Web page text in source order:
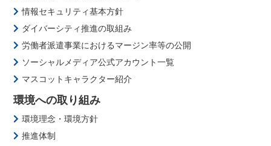
情報セキュリティ基本方針
ダイバーシティ推進の取組み
労働者派遣事業におけるマージン率等の公開
ソーシャルメディア公式アカウント一覧
マスコットキャラクター紹介
環境への取り組み
環境理念・環境方針
推進体制